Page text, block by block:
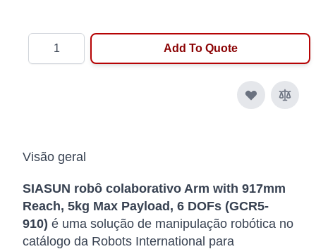
Add To Quote
Visão geral
SIASUN robô colaborativo Arm with 917mm
Reach, 5kg Max Payload, 6 DOFs (GCR5-
910) é uma solução de manipulação robótica no
catálogo da Robots International para